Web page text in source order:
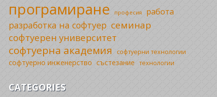
програмиране професия работа
разработка на софтуер семинар
софтуерен университет
софтуерна академия софтуерни технологии
софтуерно инженерство състезание технологии
CATEGORIES